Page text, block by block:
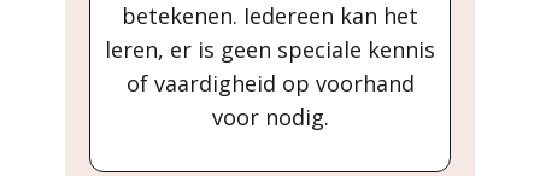
betekenen. Iedereen kan het
leren, er is geen speciale kennis
of vaardigheid op voorhand
voor nodig.